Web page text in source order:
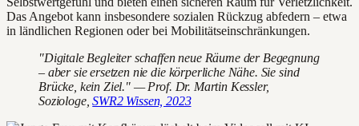
Das Angebot kann insbesondere sozialen Rückzug abfedern – etwa
in ländlichen Regionen oder bei Mobilitätseinschränkungen.
"Digitale Begleiter schaffen neue Räume der Begegnung
– aber sie ersetzen nie die körperliche Nähe. Sie sind
Brücke, kein Ziel." — Prof. Dr. Martin Kessler,
Soziologe,SWR2 Wissen, 2023